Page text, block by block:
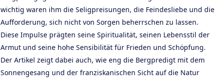
wichtig waren ihm die Seligpreisungen, die Feindesliebe und die
Aufforderung, sich nicht von Sorgen beherrschen zu lassen.
Diese Impulse prägten seine Spiritualität, seinen Lebensstil der
Armut und seine hohe Sensibilität für Frieden und Schöpfung.
Der Artikel zeigt dabei auch, wie eng die Bergpredigt mit dem
Sonnengesang und der franziskanischen Sicht auf die Natur